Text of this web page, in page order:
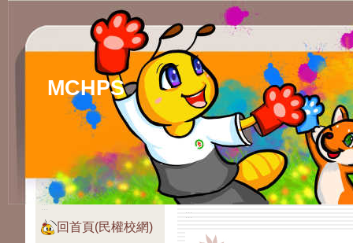
MCHPS
:::
回首頁(民權校網)
:::